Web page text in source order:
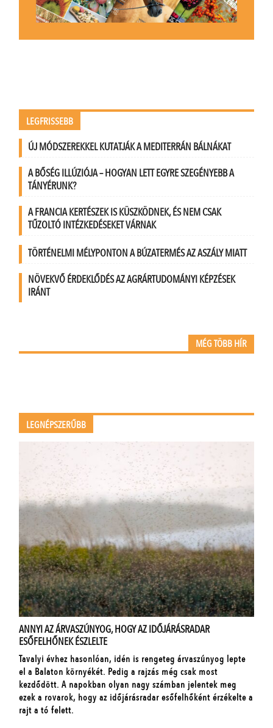
LEGFRISSEBB
ÚJ MÓDSZEREKKEL KUTATJÁK A MEDITERRÁN BÁLNÁKAT
A BŐSÉG ILLÚZIÓJA – HOGYAN LETT EGYRE SZEGÉNYEBB A
TÁNYÉRUNK?
A FRANCIA KERTÉSZEK IS KÜSZKÖDNEK, ÉS NEM CSAK
TŰZOLTÓ INTÉZKEDÉSEKET VÁRNAK
TÖRTÉNELMI MÉLYPONTON A BÚZATERMÉS AZ ASZÁLY MIATT
NÖVEKVŐ ÉRDEKLŐDÉS AZ AGRÁRTUDOMÁNYI KÉPZÉSEK
IRÁNT
MÉG TÖBB HÍR
LEGNÉPSZERŰBB